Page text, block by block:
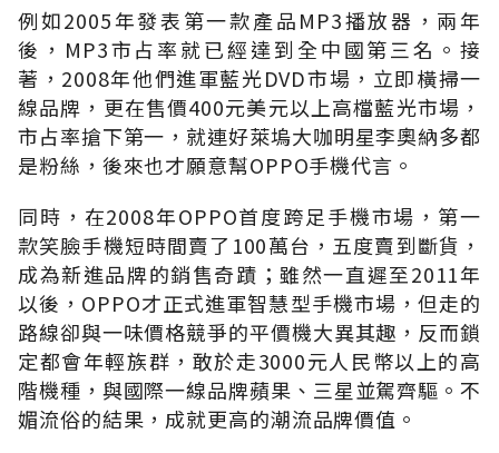
例如2005年發表第一款產品MP3播放器，兩年
後，MP3市占率就已經達到全中國第三名。接
著，2008年他們進軍藍光DVD市場，立即橫掃一
線品牌，更在售價400元美元以上高檔藍光市場，
市占率搶下第一，就連好萊塢大咖明星李奧納多都
是粉絲，後來也才願意幫OPPO手機代言。
同時，在2008年OPPO首度跨足手機市場，第一
款笑臉手機短時間賣了100萬台，五度賣到斷貨，
成為新進品牌的銷售奇蹟；雖然一直遲至2011年
以後，OPPO才正式進軍智慧型手機市場，但走的
路線卻與一味價格競爭的平價機大異其趣，反而鎖
定都會年輕族群，敢於走3000元人民幣以上的高
階機種，與國際一線品牌蘋果、三星並駕齊驅。不
媚流俗的結果，成就更高的潮流品牌價值。